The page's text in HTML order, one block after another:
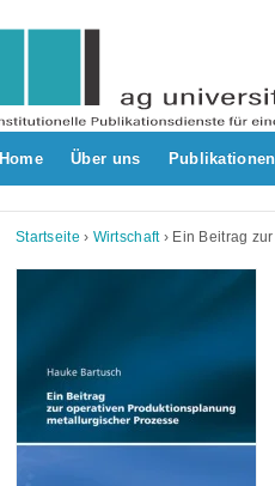
Home Über uns Publikationen
Startseite › Wirtschaft› Ein Beitrag